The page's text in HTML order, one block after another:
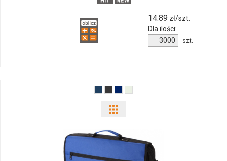
14.89 zł/szt.
Dla ilości:
Ilość
produktu
szt.